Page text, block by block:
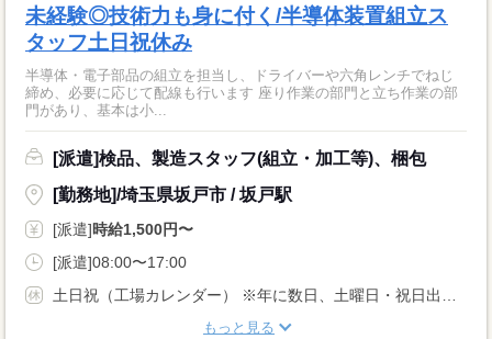
未経験◎技術力も身に付く/半導体装置組立ス
タッフ土日祝休み
半導体・電子部品の組立を担当し、ドライバーや六角レンチでねじ
締め、必要に応じて配線も行います 座り作業の部門と立ち作業の部
門があり、基本は小...
[派遣]検品、製造スタッフ(組立・加工等)、梱包
[勤務地]/埼玉県坂戸市 / 坂戸駅
[派遣]時給1,500円〜
[派遣]08:00〜17:00
土日祝（工場カレンダー） ※年に数日、土曜日・祝日出勤の可能性がございます ★年末年始・GW・夏季休暇あり
もっと見る